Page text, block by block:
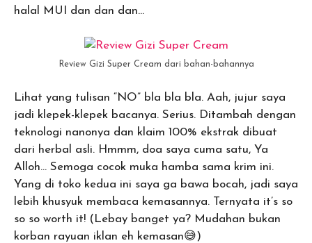
halal MUI dan dan dan…
Review Gizi Super Cream dari bahan-bahannya
Lihat yang tulisan “NO” bla bla bla. Aah, jujur saya
jadi klepek-klepek bacanya. Serius. Ditambah dengan
teknologi nanonya dan klaim 100% ekstrak dibuat
dari herbal asli. Hmmm, doa saya cuma satu, Ya
Alloh… Semoga cocok muka hamba sama krim ini.
Yang di toko kedua ini saya ga bawa bocah, jadi saya
lebih khusyuk membaca kemasannya. Ternyata it’s so
so so worth it! (Lebay banget ya? Mudahan bukan
korban rayuan iklan eh kemasan😅)